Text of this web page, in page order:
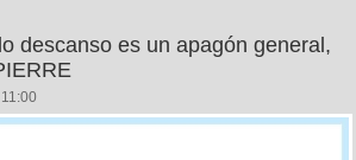
descanso es un apagón general,